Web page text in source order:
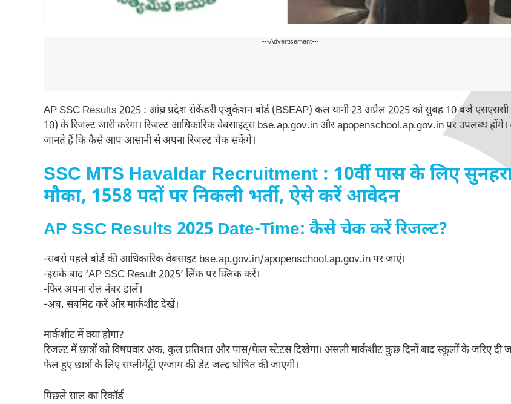
---Advertisement---
AP SSC Results 2025 : आंध्र प्रदेश सेकेंडरी एजुकेशन बोर्ड (BSEAP) कल यानी 23 अप्रैल 2025 को सुबह 10 बजे एसएससी
10) के रिजल्ट जारी करेगा। रिजल्ट आधिकारिक वेबसाइट्स bse.ap.gov.in और apopenschool.ap.gov.in पर उपलब्ध
जानते हैं कि कैसे आप आसानी से अपना रिजल्ट चेक सकेंगे।
SSC MTS Havaldar Recruitment : 10वीं पास के लिए
मौका, 1558 पदों पर निकली भर्ती, ऐसे करें आवेदन
AP SSC Results 2025 Date-Time: कैसे चेक करें रिजल्ट?
-सबसे पहले बोर्ड की आधिकारिक वेबसाइट bse.ap.gov.in/apopenschool.ap.gov.in पर जाएं।
-इसके बाद ‘AP SSC Result 2025’ लिंक पर क्लिक करें।
-फिर अपना रोल नंबर डालें।
-अब, सबमिट करें और मार्कशीट देखें।
मार्कशीट में क्या होगा?
रिजल्ट में छात्रों को विषयवार अंक, कुल प्रतिशत और पास/फेल स्टेटस दिखेगा। असली मार्कशीट कुछ दिनों बाद स्कूलों के जरिए दी
फेल हुए छात्रों के लिए सप्लीमेंट्री एग्जाम की डेट जल्द घोषित की जाएगी।
पिछले साल का रिकॉर्ड